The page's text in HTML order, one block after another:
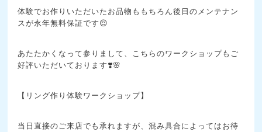
体験でお作りいただいたお品物ももちろん後日のメンテナン
スが永年無料保証です😌
あたたかくなって参りまして、こちらのワークショップもご
好評いただいております❣️🌸
【リング作り体験ワークショップ】
当日直接のご来店でも承れますが、混み具合によってはお待